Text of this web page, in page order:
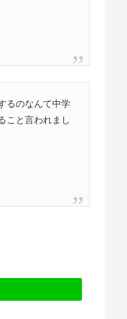
るのなんて中学
こと言われまし